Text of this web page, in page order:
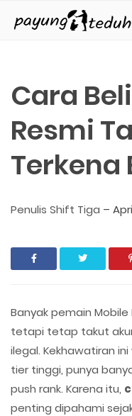
Payung Teduh
Cara
Resmi
Terkena
Penulis Shift Tiga –
Banyak pemain
tetapi tetap takut
ilegal. Kekhawatiran
tier tinggi, punya
push rank. Karena itu,
penting dipahami